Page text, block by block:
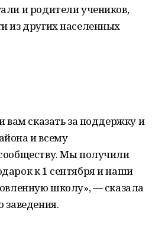
и родители учеников,
из других населенных
вам сказать за поддержку и
и всему
Мы получили
к 1 сентября и наши
школу», — сказала
заведения.